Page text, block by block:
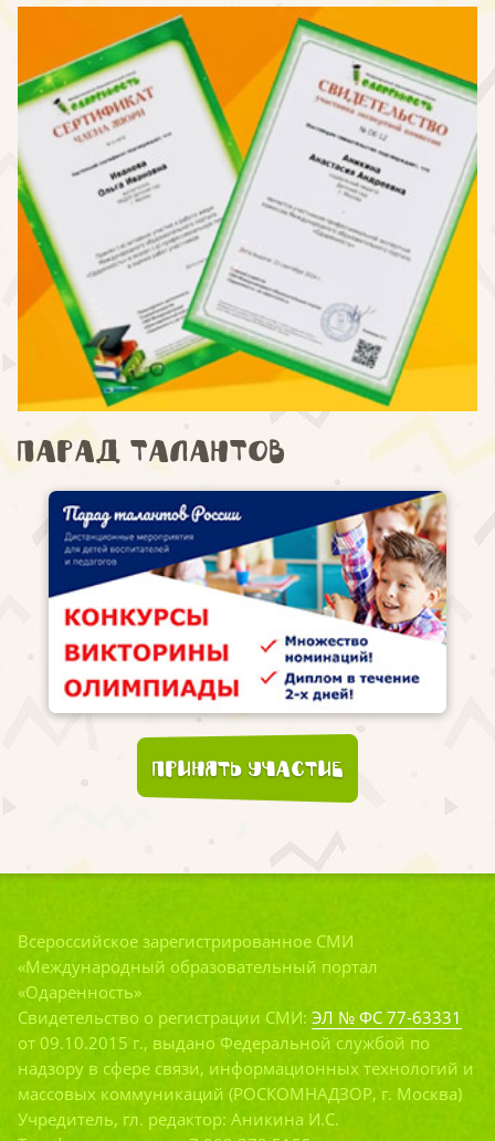
Парад талантов
Принять участие
Всероссийское зарегистрированное СМИ
«Международный образовательный портал
«Одаренность»
Свидетельство о регистрации СМИ: ЭЛ № ФС 77-63331
от 09.10.2015 г., выдано Федеральной службой по
надзору в сфере связи, информационных технологий и
массовых коммуникаций (РОСКОМНАДЗОР, г. Москва)
Учредитель, гл. редактор: Аникина И.С.